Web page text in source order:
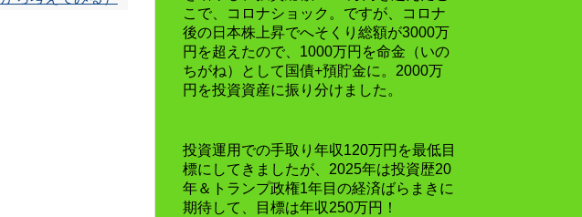
こで、コロナショック。ですが、コロナ
後の日本株上昇でへそくり総額が3000万
円を超えたので、1000万円を命金（いの
ちがね）として国債+預貯金に。2000万
円を投資資産に振り分けました。
投資運用での手取り年収120万円を最低目
標にしてきましたが、2025年は投資歴20
年＆トランプ政権1年目の経済ばらまきに
期待して、目標は年収250万円！